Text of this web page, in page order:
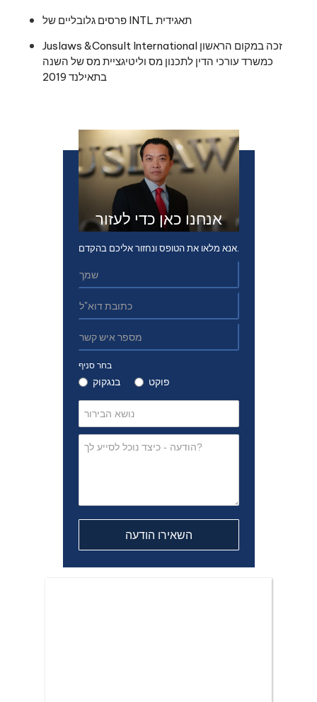
פרסים גלובליים של INTL תאגידית
Juslaws &Consult International זכה במקום הראשון
כמשרד עורכי הדין לתכנון מס וליטיגציית מס של השנה
בתאילנד 2019
אנחנו כאן כדי לעזור
אנא מלאו את הטופס ונחזור אליכם בהקדם.
בחר סניף
בנגקוק פוקט